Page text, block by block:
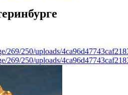
269/250/uploads/
269/250/uploads/